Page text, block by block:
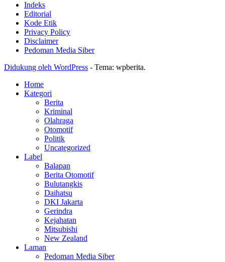
Indeks
Editorial
Kode Etik
Privacy Policy
Disclaimer
Pedoman Media Siber
Didukung oleh WordPress - Tema: wpberita.
Home
Kategori
Berita
Kriminal
Olahraga
Otomotif
Politik
Uncategorized
Label
Balapan
Berita Otomotif
Bulutangkis
Daihatsu
DKI Jakarta
Gerindra
Kejahatan
Mitsubishi
New Zealand
Laman
Pedoman Media Siber